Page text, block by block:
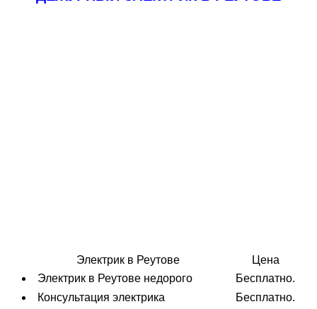
Электрик в Реутове
Цена
Электрик в Реутове недорого
Бесплатно.
Консультация электрика
Бесплатно.